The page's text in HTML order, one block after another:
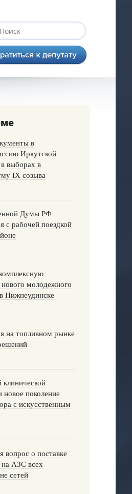
в
Иркутской
выборах в
IX созыва
Думы РФ
с рабочей поездкой
молодежного
Нижнеудинске
на топливном рынке
клинической
новое поколение
с искусственным
вопрос о поставке
на АЗС всех
сетей